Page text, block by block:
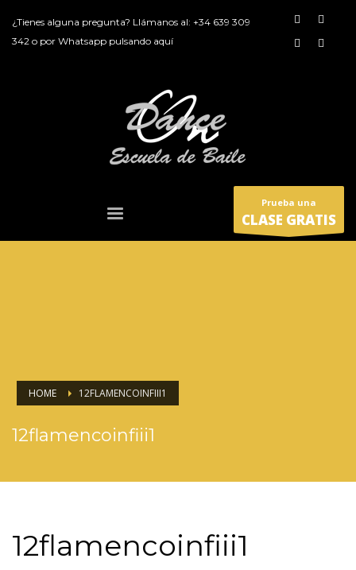
¿Tienes alguna pregunta? Llámanos al: +34 639 309
342 o por Whatsapp pulsando aquí
Prueba una
CLASE GRATIS
HOME 12FLAMENCOINFIII1
12flamencoinfiii1
12flamencoinfiii1